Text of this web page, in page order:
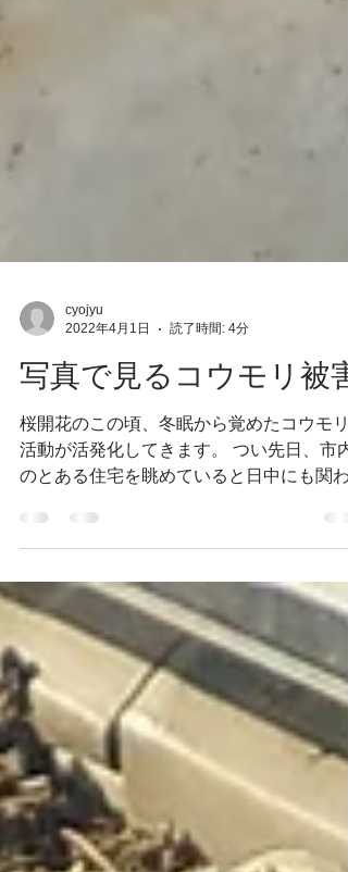
2022年4月1日
読了時間: 4分
写真で見るコウモリ被害
桜開花のこの頃、冬眠から覚めたコウモリ
活動が活発化してきます。 つい先日、市内
のとある住宅を眺めていると日中にも関わ
とも稀にありひらひら飛んでいるのを見か
ることがあります。...